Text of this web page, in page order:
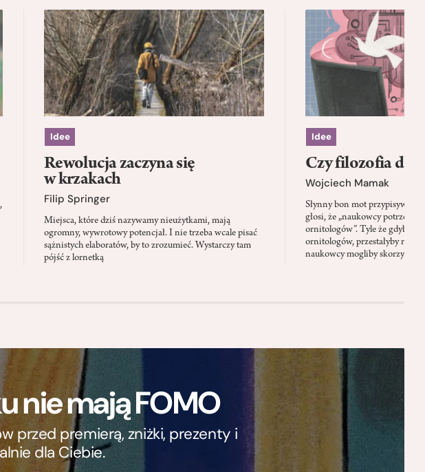
Idee
Rewolucja zaczyna się
w krzakach
Filip Springer
Miejsca, które dziś nazywamy nieużytkami, mają
ogromny, wywrotowy potencjał. I nie trzeba wcale pisać
sążnistych elaboratów, by to zrozumieć. Wystarczy tam
pójść z lornetką
Idee
Czy filozofia da
Wojciech Mamak
Słynny bon mot
głosi, że „naukowcy
ornitologów”. Tyle że gdyby
ornitologów, przestałyby
naukowcy mogliby skorzystać
nie mają FOMO
przed premierą, zniżki, prezenty i
dla Ciebie.